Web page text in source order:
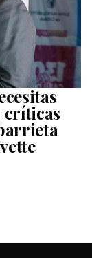
críticas